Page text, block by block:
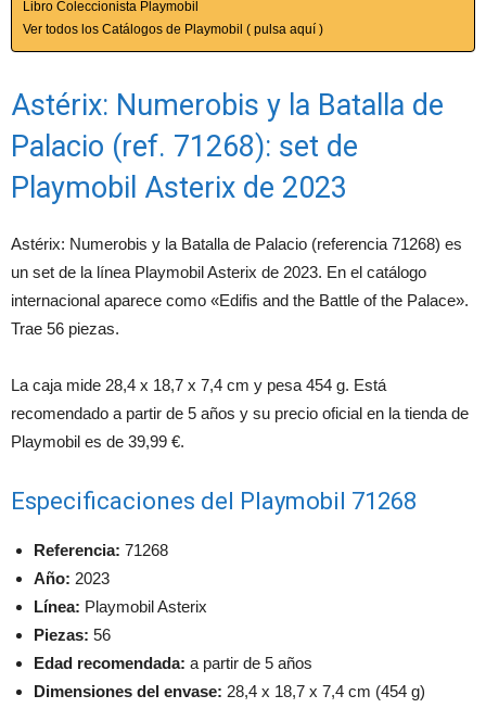
Libro Coleccionista Playmobil
Ver todos los Catálogos de Playmobil ( pulsa aquí )
Astérix: Numerobis y la Batalla de
Palacio (ref. 71268): set de
Playmobil Asterix de 2023
Astérix: Numerobis y la Batalla de Palacio (referencia 71268) es
un set de la línea Playmobil Asterix de 2023. En el catálogo
internacional aparece como «Edifis and the Battle of the Palace».
Trae 56 piezas.
La caja mide 28,4 x 18,7 x 7,4 cm y pesa 454 g. Está
recomendado a partir de 5 años y su precio oficial en la tienda de
Playmobil es de 39,99 €.
Especificaciones del Playmobil 71268
Referencia: 71268
Año: 2023
Línea: Playmobil Asterix
Piezas: 56
Edad recomendada: a partir de 5 años
Dimensiones del envase: 28,4 x 18,7 x 7,4 cm (454 g)